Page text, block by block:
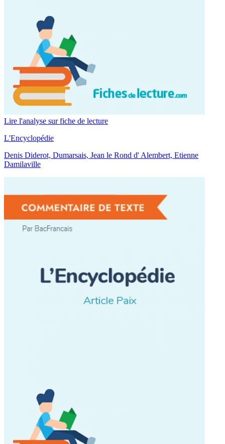
Lire l'analyse sur fiche de lecture
L'Encyclopédie
Denis Diderot, Dumarsais, Jean le Rond d' Alembert, Etienne
Damilaville